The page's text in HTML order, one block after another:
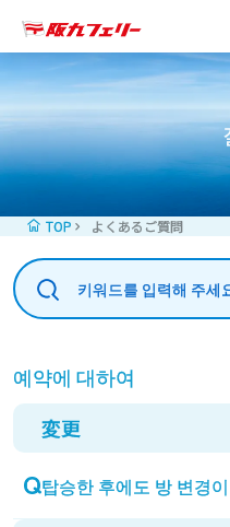
TOP よくあるご質問
예약에 대하여
変更
탑승한 후에도 방 변경